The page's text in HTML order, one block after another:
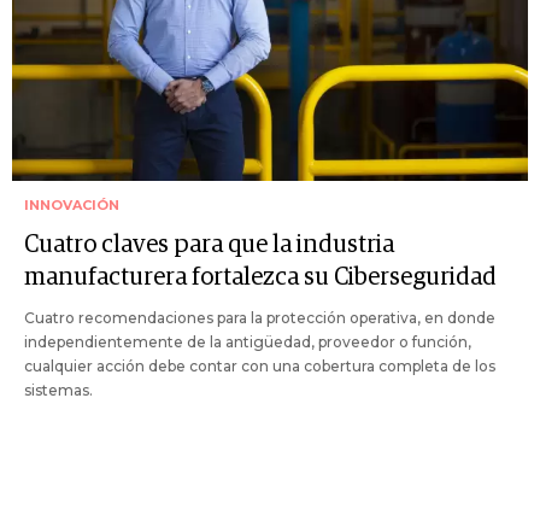
INNOVACIÓN
Cuatro claves para que la industria
manufacturera fortalezca su Ciberseguridad
Cuatro recomendaciones para la protección operativa, en donde
independientemente de la antigüedad, proveedor o función,
cualquier acción debe contar con una cobertura completa de los
sistemas.